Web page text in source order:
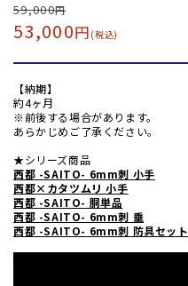
通
常
59,000円
セ
ー
格
53,000円 (税込)
【納期】
約4ヶ月
※前後する場合があります。
あらかじめご了承ください。
★シリーズ商品
西都 -SAITO- 6mm刺 小手
西都×カタツムリ 小手
西都 -SAITO- 胴単品
西都 -SAITO- 6mm刺 垂
西都 -SAITO- 6mm刺 防具セット